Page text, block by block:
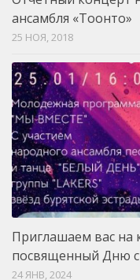
ансамбля «Тоонто»
25 НОЯ, 2018
Приглашаем вас на
посвященный Дню
24 ЯНВ, 2024